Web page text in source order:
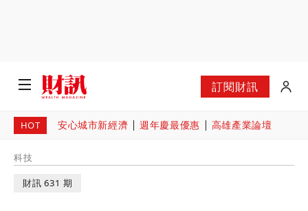
訂閱財訊
HOT 安心城市新經濟 週年慶最優惠 高雄產業論壇
科技
財訊 631 期